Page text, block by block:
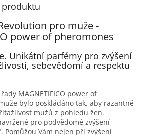
pro muže -
power of pheromones
Unikátní parfémy pro zvýšení
sebevědomí a respektu
MAGNETIFICO power of
bylo poskládáno tak, aby razantně
mužů z pohledu žen.
pro podvědomé zvýšení
Pomůžou Vám nejen při zvýšení